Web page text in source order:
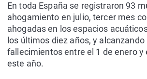
En toda España se registraron 93
ahogamiento en julio, tercer mes
ahogadas en los espacios
los últimos diez años, y alcanzando
fallecimientos entre el 1 de enero y
este año.